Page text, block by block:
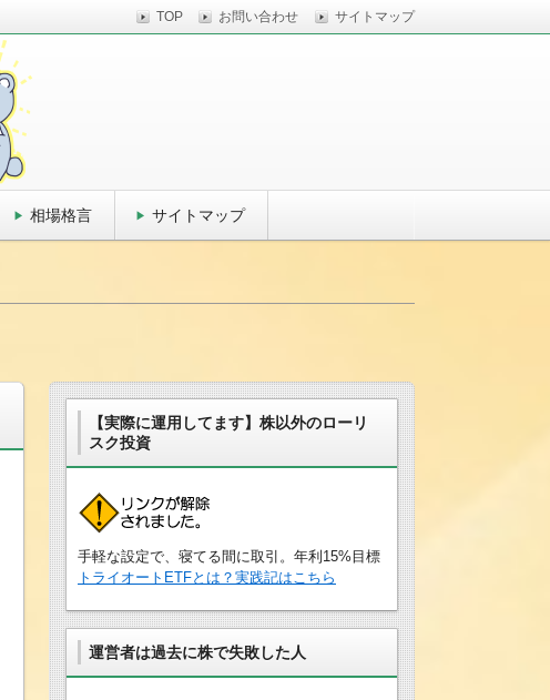
サイトマップ
TOP お問い合わせ
相場格言 サイトマップ
【実際に運用してます】株以外のローリ
スク投資
手軽な設定で、寝てる間に取引。年利15%目標
トライオートETFとは？実践記はこちら
運営者は過去に株で失敗した人